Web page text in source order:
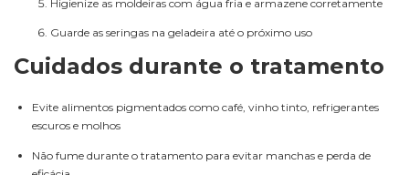
Higienize as moldeiras com água fria e armazene corretamente
Guarde as seringas na geladeira até o próximo uso
Cuidados durante o tratamento
Evite alimentos pigmentados como café, vinho tinto, refrigerantes
escuros e molhos
Não fume durante o tratamento para evitar manchas e perda de